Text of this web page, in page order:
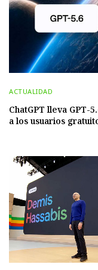
ACTUALIDAD
ChatGPT lleva GPT-
a los usuarios